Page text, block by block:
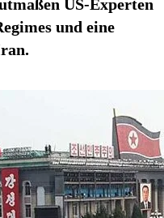
US-Experten
und eine